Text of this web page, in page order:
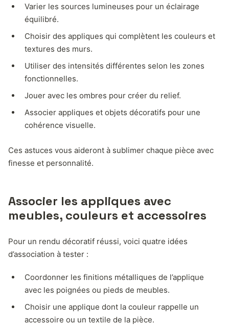
Varier les sources lumineuses pour un éclairage
équilibré.
Choisir des appliques qui complètent les couleurs et
textures des murs.
Utiliser des intensités différentes selon les zones
fonctionnelles.
Jouer avec les ombres pour créer du relief.
Associer appliques et objets décoratifs pour une
cohérence visuelle.
Ces astuces vous aideront à sublimer chaque pièce avec
finesse et personnalité.
Associer les appliques avec
meubles, couleurs et accessoires
Pour un rendu décoratif réussi, voici quatre idées
d’association à tester :
Coordonner les finitions métalliques de l’applique
avec les poignées ou pieds de meubles.
Choisir une applique dont la couleur rappelle un
accessoire ou un textile de la pièce.